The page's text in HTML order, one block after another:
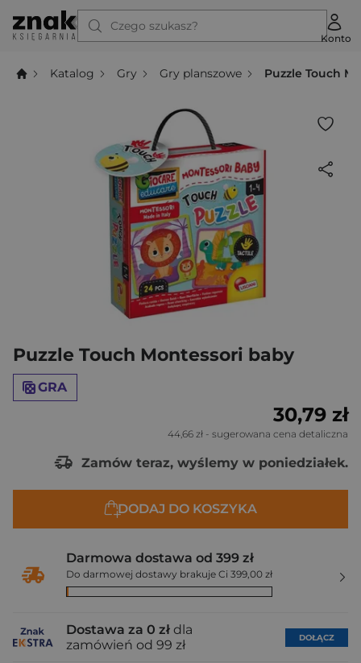
Czego szukasz?
Konto
Katalog Gry Gry planszowe Puzzle Touch
Puzzle Touch Montessori baby
GRA
30,79 zł
44,66 zł - sugerowana cena detaliczna
Zamów teraz, wyślemy w poniedziałek.
DODAJ DO KOSZYKA
Darmowa dostawa od 399 zł
Do darmowej dostawy brakuje Ci 399,00 zł
Dostawa za 0 zł dla
zamówień od 99 zł
DOŁĄCZ